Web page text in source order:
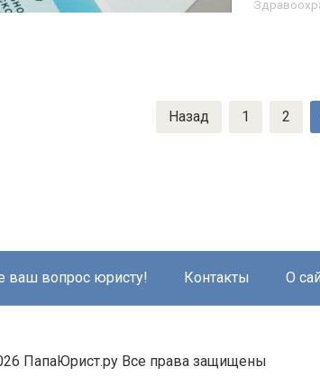
Назад 1 2
ваш вопрос юристу! Контакты О
ПапаЮрист.ру Все права защищены